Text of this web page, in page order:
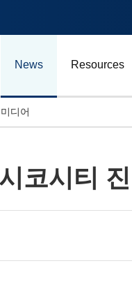
News Resources
디어
코시티